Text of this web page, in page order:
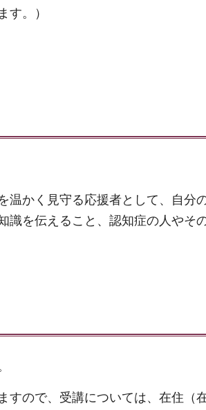
す。）
温かく見守る応援者として、自分
識を伝えること、認知症の人やそ
すので、受講については、在住（